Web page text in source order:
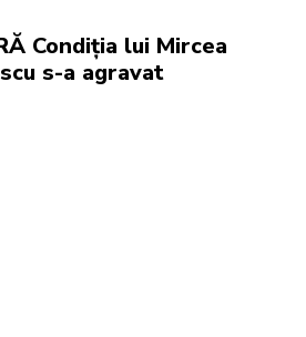
Condiția lui Mircea
s-a agravat